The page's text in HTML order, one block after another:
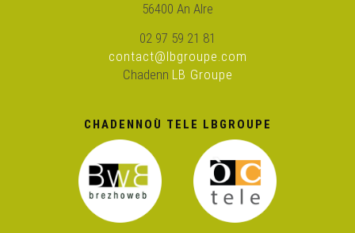
56400 An Alre
02 97 59 21 81
contact@lbgroupe.com
Chadenn LB Groupe
CHADENNOÙ TELE LBGROUPE